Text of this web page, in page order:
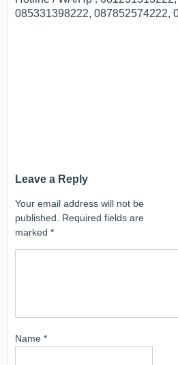
085331398222, 087852574222,
Leave a Reply
Your email address will not be
published.
Required fields are
marked*
Name*